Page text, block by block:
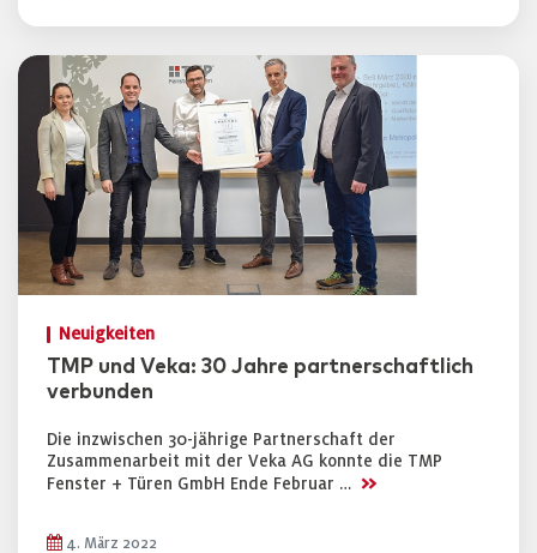
Neuigkeiten
TMP und Veka: 30 Jahre partnerschaftlich
verbunden
Die inzwischen 30-jährige Partnerschaft der
Zusammenarbeit mit der Veka AG konnte die TMP
Fenster + Türen GmbH Ende Februar … >>
4. März 2022